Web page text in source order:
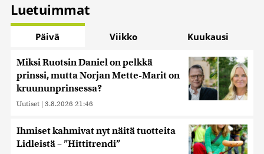
Luetuimmat
Päivä Viikko Kuukausi
Miksi Ruotsin Daniel on pelkkä
prinssi, mutta Norjan Mette-Marit on
kruununprinsessa?
Uutiset | 3.8.2026 21:46
Ihmiset kahmivat nyt näitä tuotteita
Lidleistä – ”Hittitrendi”